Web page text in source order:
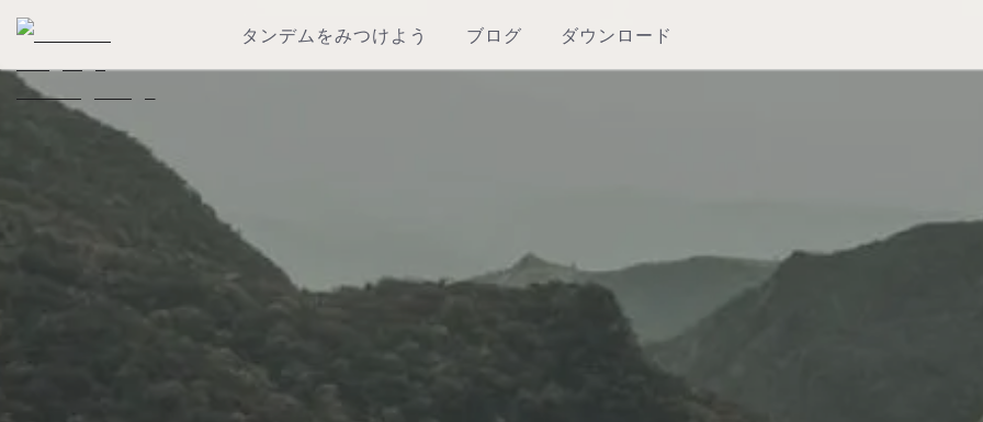
タンデムをみつけよう ブログ ダウンロード